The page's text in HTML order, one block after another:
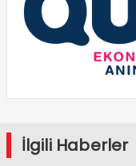
İlgili Haberler